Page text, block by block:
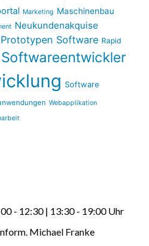
Marketing Maschinenbau
Neukundenakquise
Prototypen Software Rapid
Softwareentwickler
Software
Webapplikation
- 12:30 | 13:30 - 19:00 Uhr
Michael Franke